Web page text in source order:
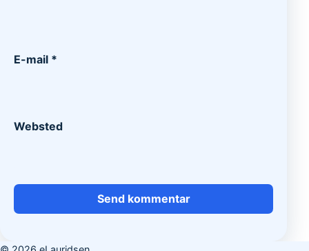
E-mail *
Websted